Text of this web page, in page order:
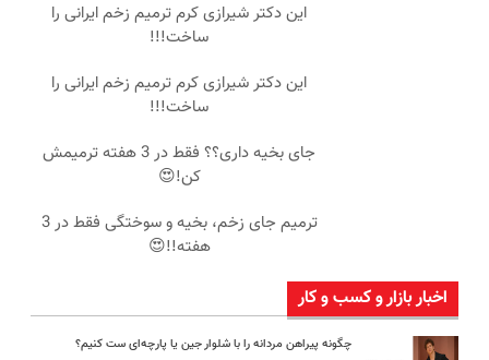
این دکتر شیرازی کرم ترمیم زخم ایرانی را
ساخت!!!
این دکتر شیرازی کرم ترمیم زخم ایرانی را
ساخت!!!
جای بخیه داری؟؟ فقط در 3 هفته ترمیمش
کن!😍
ترمیم جای زخم، بخیه و سوختگی فقط در 3
هفته!!😍
اخبار بازار و کسب و کار
چگونه پیراهن مردانه را با شلوار جین یا پارچه‌ای ست کنیم؟